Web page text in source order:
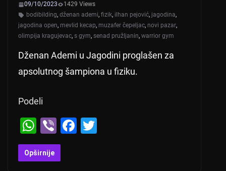
09/10/2023
1429 Views
bodibilding, dženan ademi, fizik, ilhan pejović, jagodina,
jagodina open, mevlid kecap, muzafer čepeljac, novi pazar,
olimpija kragujevac, s gym, senad pružljanin, warrior gym
Dženan Ademi u Jagodini proglašen za
apsolutnog šampiona u fiziku.
Podeli
W
h
at
Vi
b
er
F
Opširnije